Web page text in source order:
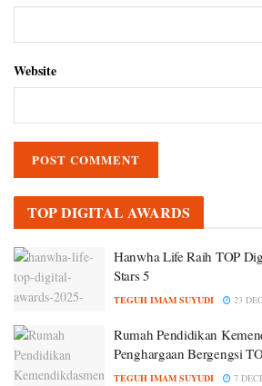
Website
TOP DIGITAL AWARDS
Hanwha Life Raih TOP
Stars 5
TEGUH IMAM SUYUDI 23
Rumah Pendidikan
Penghargaan Bergengsi
TEGUH IMAM SUYUDI 7